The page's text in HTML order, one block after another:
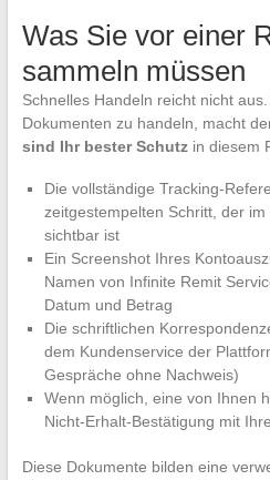
Was Sie vor einer
sammeln müssen
Schnelles Handeln reicht nicht
Dokumenten zu handeln, macht
sind Ihr bester Schutzin diesem
Die vollständige Tracking-
zeitgestempelten Schritt, der
sichtbar ist
Ein Screenshot Ihres
Namen von Infinite Remit
Datum und Betrag
Die schriftlichen
dem Kundenservice der
Gespräche ohne Nachweis)
Wenn möglich, eine von Ihnen
Nicht-Erhalt-Bestätigung mit
Diese Dokumente bilden eine